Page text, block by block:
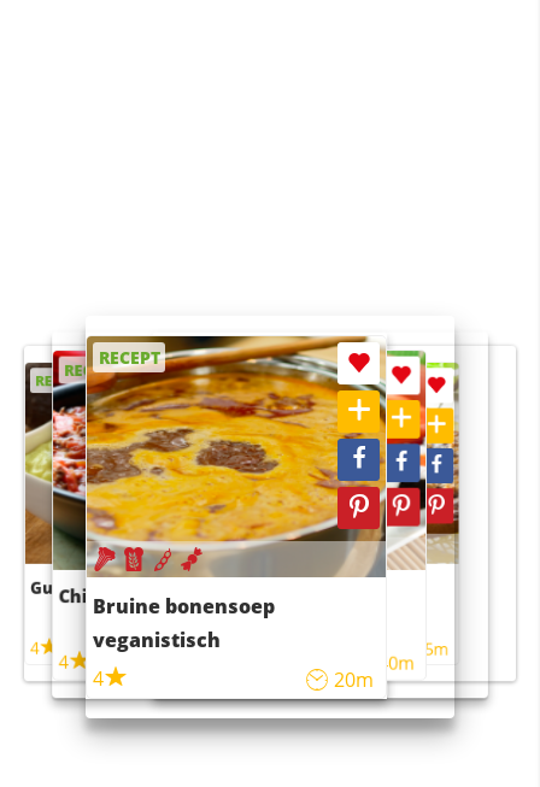
RECEPT
Guacamole
4
RECEPT
Chili con carne
4
RECEPT
Bruine bonensoep
veganistisch
4
20m
RECEPT
Sushi rijstsalade
maaltijdsalade
40m
RECEPT
4 55m